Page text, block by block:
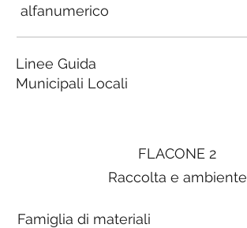
FLACONE 2
Raccolta e ambiente
Famiglia di materiali
alfanumerico
Linee Guida
Municipali Locali